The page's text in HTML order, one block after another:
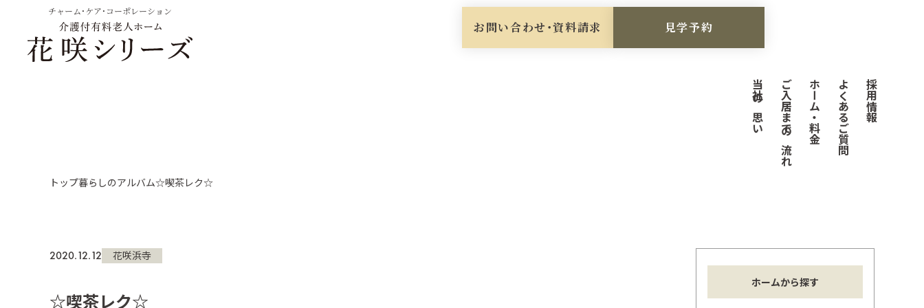
チャーム・ケア・コーポレーション
お問い合わせ・資料請求 見学予約
当社の思い ご入居までの流れ ホーム・料金 よくあるご質問 採用情報
トップ暮らしのアルバム☆喫茶レク☆
2020.12.12 花咲浜寺
☆喫茶レク☆
ホームから探す